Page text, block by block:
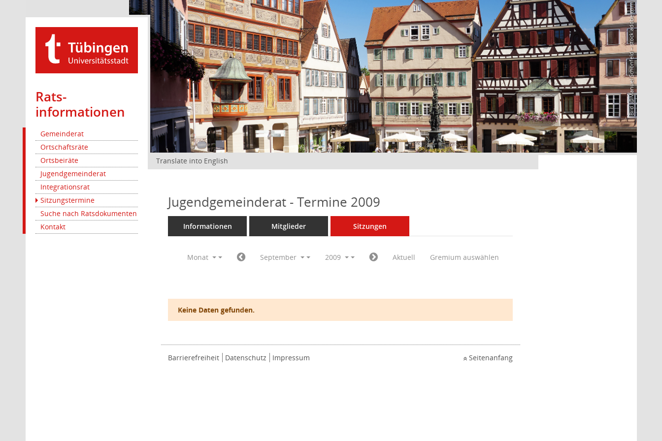
Rats­
informationen
Gemeinderat
Ortschaftsräte
Ortsbeiräte
Jugendgemeinderat
Integrationsrat
Sitzungstermine
Suche nach Ratsdokumenten
Kontakt
Bild: @Manuel Schönfeld – stock.adobe.com
Translate into English
Jugendgemeinderat - Termine 2009
Informationen Mitglieder Sitzungen
Monat September 2009 Aktuell Gremium auswählen
Keine Daten gefunden.
Barrierefreiheit Datenschutz Impressum Seitenanfang